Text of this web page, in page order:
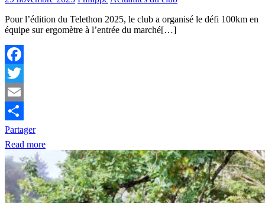
Pour l’édition du Telethon 2025, le club a organisé le défi 100km en
équipe sur ergomètre à l’entrée du marché[…]
Facebook
Twitter
Email
Partager
Read more